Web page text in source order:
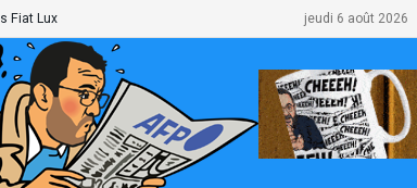
Fiat Lux jeudi 6 août 2026